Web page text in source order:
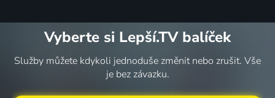
Vyberte si Lepší.TV balíček
Služby můžete kdykoli jednoduše změnit nebo zrušit. Vše
je bez závazku.